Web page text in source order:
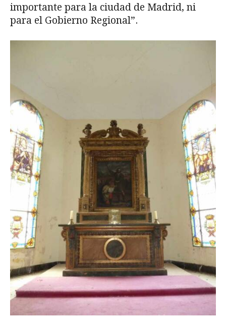
importante para la ciudad de Madrid, ni
para el Gobierno Regional”.